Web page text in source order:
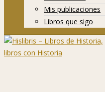
Mis publicaciones
Libros que sigo